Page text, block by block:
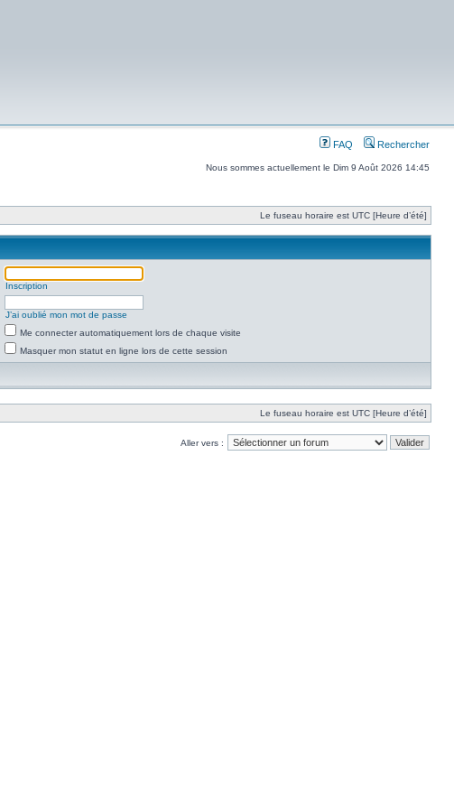
FAQ Rechercher
Nous sommes actuellement le Dim 9 Août 2026 14:45
Le fuseau horaire est UTC [Heure d’été]
Inscription
J’ai oublié mon mot de passe
Me connecter automatiquement lors de chaque visite
Masquer mon statut en ligne lors de cette session
Le fuseau horaire est UTC [Heure d’été]
Aller vers :